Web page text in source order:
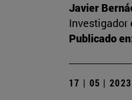
Javier
Investigador
Publicado
17 | 05 | 2023